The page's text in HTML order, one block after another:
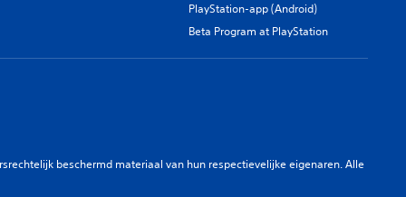
PlayStation-app (Android)
Beta Program at PlayStation
beschermd materiaal van hun respectievelijke eigenaren. Alle